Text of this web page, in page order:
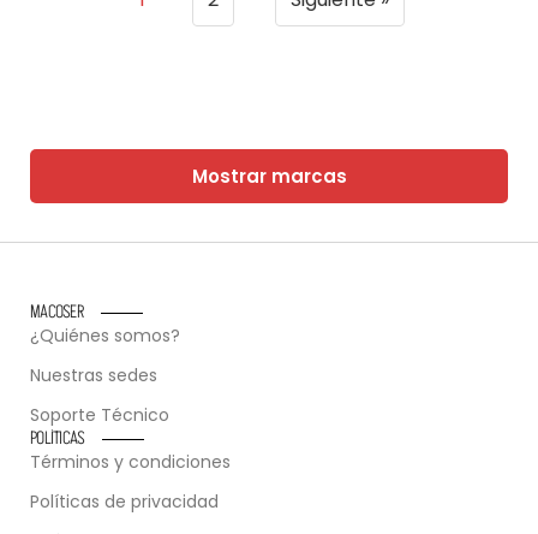
Mostrar marcas
MACOSER
¿Quiénes somos?
Nuestras sedes
Soporte Técnico
POLÍTICAS
Términos y condiciones
Políticas de privacidad